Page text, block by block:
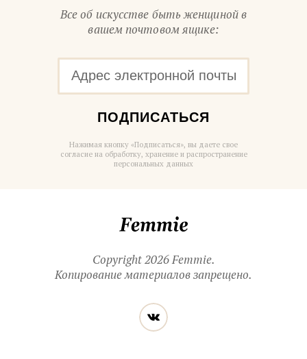
Все об искусстве быть женщиной в
вашем почтовом ящике:
ПОДПИСАТЬСЯ
Нажимая кнопку «Подписаться», вы даете свое
согласие на обработку, хранение и распространение
персональных данных
Copyright 2026 Femmie.
Копирование материалов запрещено.
Читайте
нас
в социальных